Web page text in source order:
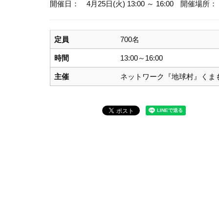
開催日： 4月25日(火) 13:00 ～ 16:00 開催場所
定員 700名
時間 13:00～16:00
主催 ネットワーク『地球村』くま